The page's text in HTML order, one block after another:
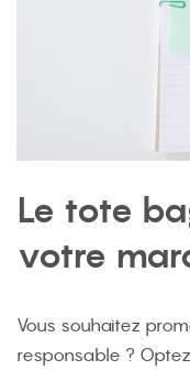
Le tote
votre
Vous souhaitez
responsable ?